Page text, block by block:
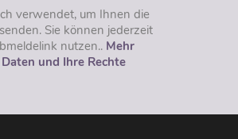
verwendet, um Ihnen die
Sie können jederzeit
nutzen.. Mehr
und Ihre Rechte